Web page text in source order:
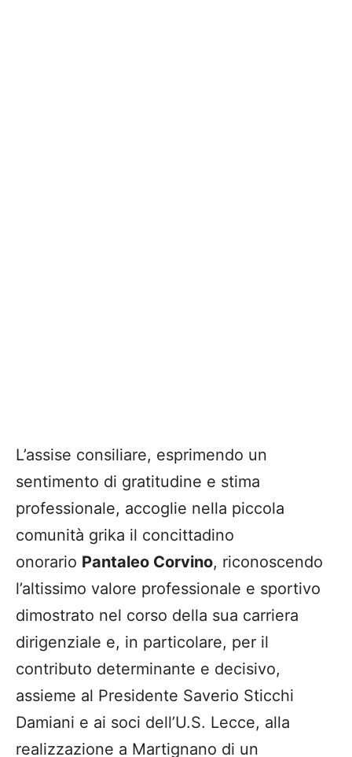
L’assise consiliare, esprimendo un
sentimento di gratitudine e stima
professionale, accoglie nella piccola
comunità grika il concittadino
onorario Pantaleo Corvino, riconoscendo
l’altissimo valore professionale e sportivo
dimostrato nel corso della sua carriera
dirigenziale e, in particolare, per il
contributo determinante e decisivo,
assieme al Presidente Saverio Sticchi
Damiani e ai soci dell’U.S. Lecce, alla
realizzazione a Martignano di un